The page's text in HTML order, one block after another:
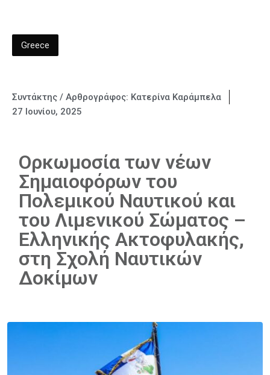
Greece
Συντάκτης / Αρθρογράφος: Κατερίνα Καράμπελα
27 Ιουνίου, 2025
Ορκωμοσία των νέων
Σημαιοφόρων του
Πολεμικού Ναυτικού και
του Λιμενικού Σώματος –
Ελληνικής Ακτοφυλακής,
στη Σχολή Ναυτικών
Δοκίμων